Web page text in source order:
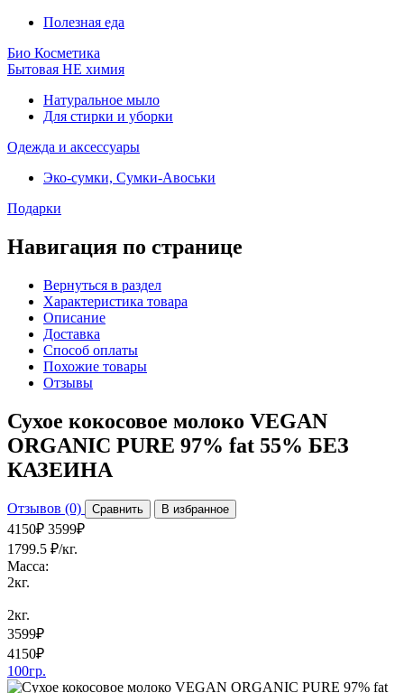
Полезная еда
Био Косметика
Бытовая НЕ химия
Натуральное мыло
Для стирки и уборки
Одежда и аксессуары
Эко-сумки, Сумки-Авоськи
Подарки
Навигация по странице
Вернуться в раздел
Характеристика товара
Описание
Доставка
Способ оплаты
Похожие товары
Отзывы
Сухое кокосовое молоко VEGAN
ORGANIC PURE 97% fat 55% БЕЗ
КАЗЕИНА
Отзывов (0) Cравнить В избранное
4150₽ 3599₽
1799.5 ₽/кг.
Масса:
2кг.
2кг.
3599₽
4150₽
100гр.